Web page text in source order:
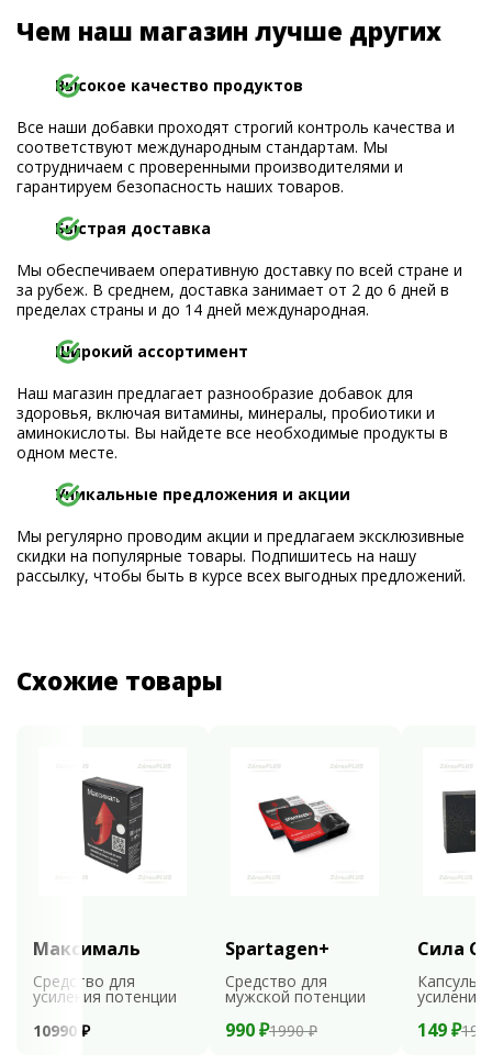
Чем наш магазин лучше других
Высокое качество продуктов
Все наши добавки проходят строгий контроль качества и
соответствуют международным стандартам. Мы
сотрудничаем с проверенными производителями и
гарантируем безопасность наших товаров.
Быстрая доставка
Мы обеспечиваем оперативную доставку по всей стране и
за рубеж. В среднем, доставка занимает от 2 до 6 дней в
пределах страны и до 14 дней международная.
Широкий ассортимент
Наш магазин предлагает разнообразие добавок для
здоровья, включая витамины, минералы, пробиотики и
аминокислоты. Вы найдете все необходимые продукты в
одном месте.
Уникальные предложения и акции
Мы регулярно проводим акции и предлагаем эксклюзивные
скидки на популярные товары. Подпишитесь на нашу
рассылку, чтобы быть в курсе всех выгодных предложений.
Схожие товары
Максималь
Средство для
усиления потенции
10990 ₽
Spartagen+
Средство для
мужской потенции
990 ₽1990 ₽
Сила
Капсулы
усиления
149 ₽